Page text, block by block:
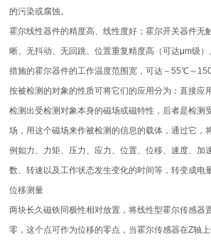
的污染或腐蚀。
霍尔线性器件的精度高、线性度好；霍尔开关器件无
晰、无抖动、无回跳、位置重复精度高（可达μm级
措施的霍尔器件的工作温度范围宽，可达－55℃～
按被检测的对象的性质可将它们的应用分为：直接应
检测出受检测对象本身的磁场或磁特性，后者是检测
场，用这个磁场来作被检测的信息的载体，通过它，
例如力、力矩、压力、应力、位置、位移、速度、加
数、转速以及工作状态发生变化的时间等，转变成电
位移测量
两块长久磁铁同极性相对放置，将线性型霍尔传感器
零，这个点可作为位移的零点，当霍尔传感器在Z轴